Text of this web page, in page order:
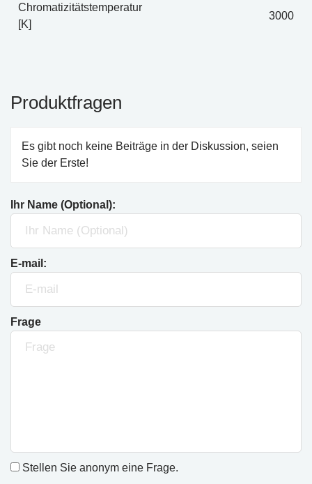
Chromatizitätstemperatur
[K]
3000
Produktfragen
Es gibt noch keine Beiträge in der Diskussion, seien
Sie der Erste!
Ihr Name (Optional):
E-mail:
Frage
Stellen Sie anonym eine Frage.